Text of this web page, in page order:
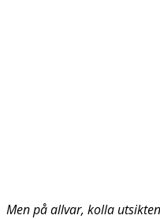
Men på allvar, kolla